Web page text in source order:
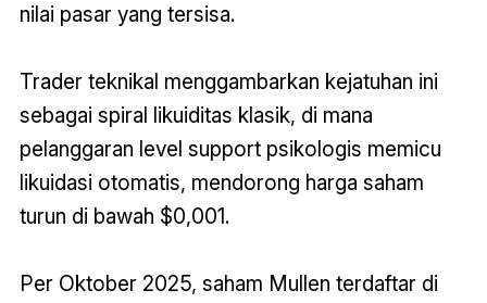
nilai pasar yang tersisa.
Trader teknikal menggambarkan kejatuhan ini
sebagai spiral likuiditas klasik, di mana
pelanggaran level support psikologis memicu
likuidasi otomatis, mendorong harga saham
turun di bawah $0,001.
Per Oktober 2025, saham Mullen terdaftar di